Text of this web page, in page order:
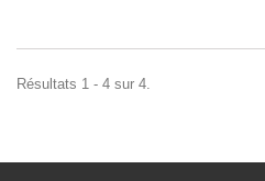
Résultats 1 - 4 sur 4.